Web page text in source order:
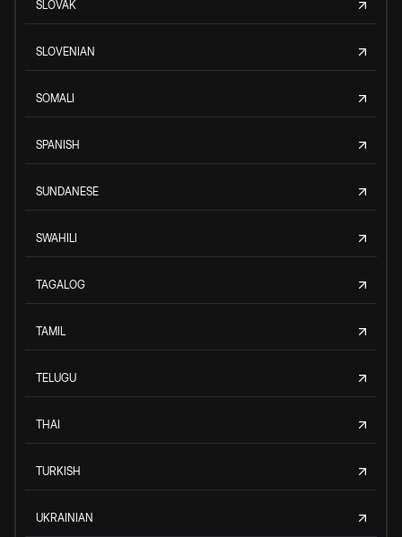
SLOVAK
SLOVENIAN
SOMALI
SPANISH
SUNDANESE
SWAHILI
TAGALOG
TAMIL
TELUGU
THAI
TURKISH
UKRAINIAN